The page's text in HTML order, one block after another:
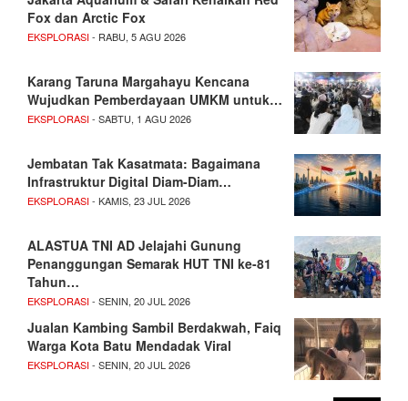
Fox dan Arctic Fox
EKSPLORASI- RABU, 5 AGU 2026
Karang Taruna Margahayu Kencana
Wujudkan Pemberdayaan UMKM untuk…
EKSPLORASI- SABTU, 1 AGU 2026
Jembatan Tak Kasatmata: Bagaimana
Infrastruktur Digital Diam-Diam…
EKSPLORASI- KAMIS, 23 JUL 2026
ALASTUA TNI AD Jelajahi Gunung
Penanggungan Semarak HUT TNI ke-81
Tahun…
EKSPLORASI- SENIN, 20 JUL 2026
Jualan Kambing Sambil Berdakwah, Faiq
Warga Kota Batu Mendadak Viral
EKSPLORASI- SENIN, 20 JUL 2026